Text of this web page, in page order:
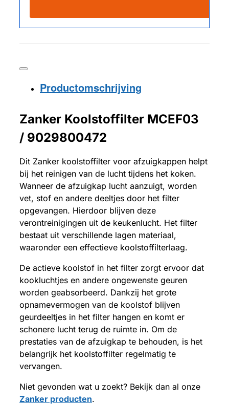
Productomschrijving
Zanker Koolstoffilter MCEF03
/ 9029800472
Dit Zanker koolstoffilter voor afzuigkappen helpt
bij het reinigen van de lucht tijdens het koken.
Wanneer de afzuigkap lucht aanzuigt, worden
vet, stof en andere deeltjes door het filter
opgevangen. Hierdoor blijven deze
verontreinigingen uit de keukenlucht. Het filter
bestaat uit verschillende lagen materiaal,
waaronder een effectieve koolstoffilterlaag.
De actieve koolstof in het filter zorgt ervoor dat
kookluchtjes en andere ongewenste geuren
worden geabsorbeerd. Dankzij het grote
opnamevermogen van de koolstof blijven
geurdeeltjes in het filter hangen en komt er
schonere lucht terug de ruimte in. Om de
prestaties van de afzuigkap te behouden, is het
belangrijk het koolstoffilter regelmatig te
vervangen.
Niet gevonden wat u zoekt? Bekijk dan al onze
Zanker producten.